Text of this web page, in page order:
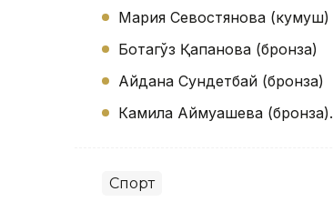
Мария Севостянова (кумуш)
Ботагўз Қапанова (бронза)
Айдана Сундетбай (бронза)
Камила Аймуқашева (бронза).
Спорт